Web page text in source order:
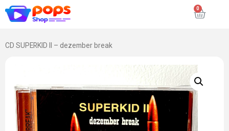
CD SUPERKID II – dezember break